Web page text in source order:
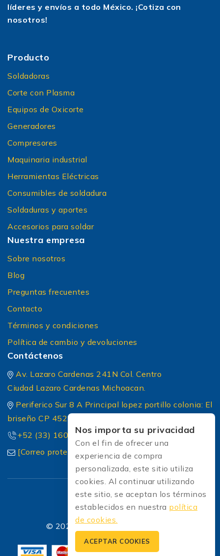
líderes y envíos a todo México. ¡Cotiza con
nosotros!
Producto
Soldadoras
Corte con Plasma
Equipos de Oxicorte
Generadores
Compresores
Maquinaria industrial
Herramientas Eléctricas
Consumibles de soldadura
Soldaduras y aportes
Accesorios para soldar
Nuestra empresa
Sobre nosotros
Blog
Preguntas frecuentes
Contacto
Términos y condiciones
Política de cambio y devoluciones
Contáctenos
Av. Lazaro Cardenas 241N Col. Centro
Ciudad Lazaro Cardenas Michoacan.
Periferico Sur 8 A Principal lopez portillo colonia: El
briseño CP 45236 Zapopan Jalisco
+52 (33) 1604 5032
[Correo protected]
© 2026 Soldadoras Soldaexpress
Nos importa su privacidad
Con el fin de ofrecer una
experiencia de compra
personalizada, este sitio utiliza
cookies. Al continuar utilizando
este sitio, se aceptan los términos
establecidos en nuestra política
de cookies.
ACEPTAR COOKIES